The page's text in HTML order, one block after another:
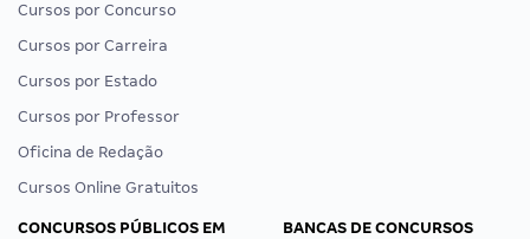
Cursos por Concurso
Cursos por Carreira
Cursos por Estado
Cursos por Professor
Oficina de Redação
Cursos Online Gratuitos
CONCURSOS PÚBLICOS EM
BANCAS DE CONCURSOS